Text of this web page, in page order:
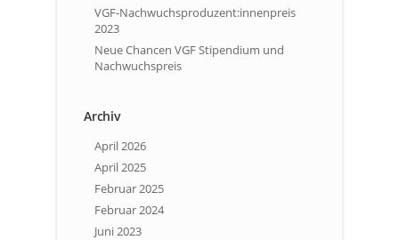
VGF-Nachwuchsproduzent:innenpreis
2023
Neue Chancen VGF Stipendium und
Nachwuchspreis
Archiv
April 2026
April 2025
Februar 2025
Februar 2024
Juni 2023